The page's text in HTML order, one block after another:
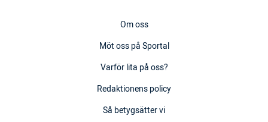
Om oss
Möt oss på Sportal
Varför lita på oss?
Redaktionens policy
Så betygsätter vi